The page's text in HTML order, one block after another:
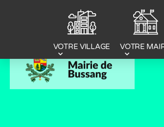
VOTRE VILLAGE VOTRE